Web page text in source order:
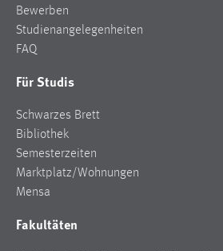
Bewerben
Studienangelegenheiten
FAQ
Für Studis
Schwarzes Brett
Bibliothek
Semesterzeiten
Marktplatz/Wohnungen
Mensa
Fakultäten